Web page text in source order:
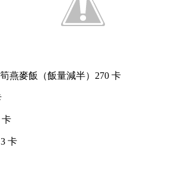
燕麥飯（飯量減半）270 卡
卡
卡